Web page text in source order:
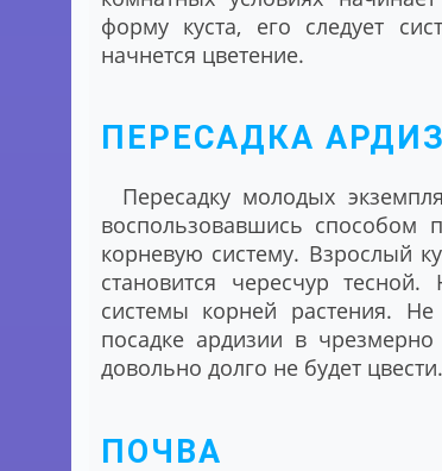
форму куста, его следует
начнется цветение.
ПЕРЕСАДКА
Пересадку молодых
воспользовавшись способом
корневую систему. Взрослый
становится чересчур
системы корней растения.
посадке ардизии в
довольно долго не будет цвести.
ПОЧВА